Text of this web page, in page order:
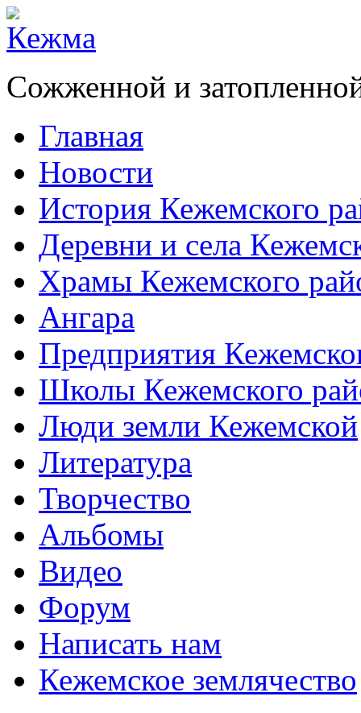
Сожженной и
Главная
Новости
История Кежемского
Деревни и села
Храмы Кежемского
Ангара
Предприятия
Школы Кежемского
Люди земли Кежемской
Литература
Творчество
Альбомы
Видео
Форум
Написать нам
Кежемское землячество